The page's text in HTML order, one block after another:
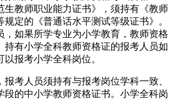
生教师职业能力证书》，须持有《教师
定的《普通话水平测试等级证书》。
，如果所学专业为小学教育，教师资格
持有小学全科教师资格证的报考人员如
报考小学全科岗位。
人员须持有与报考岗位学科一致、
段的中小学教师资格证书。小学全科岗